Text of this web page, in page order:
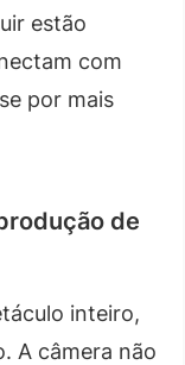
estão
com
por mais
de
inteiro,
A câmera não